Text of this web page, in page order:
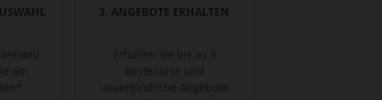
am
3. ANGEBOTE ERHALTEN
Erhalten Sie bis zu 3
kostenlose und
unverbindliche Angebote